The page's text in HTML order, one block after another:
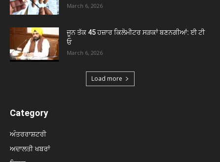
March 6, 2026
ਜੂਨ ਤੱਕ 45 ਹਜ਼ਾਰ ਕਿਲੋਮੀਟਰ ਸੜਕਾਂ ਬਣਨਗੀਆਂ: ਈ ਟੀ
ਓ
March 6, 2026
Load more
Category
ਅੰਤਰਰਾਸ਼ਟਰੀ
ਅਦਾਲਤੀ ਖਬਰਾਂ